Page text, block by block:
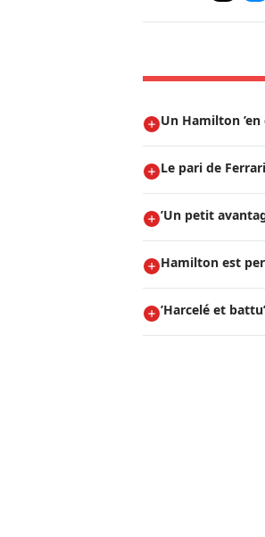
Un Hamilton
Le pari de
’Un petit
Hamilton est
’Harcelé et